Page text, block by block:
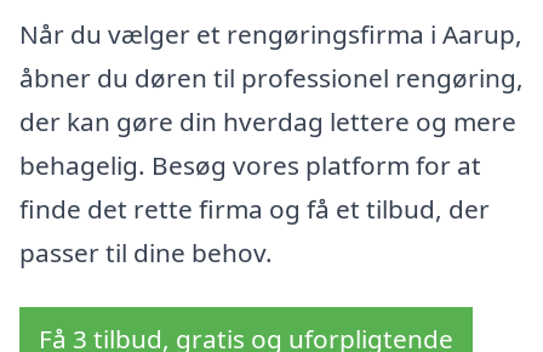
Når du vælger et rengøringsfirma i Aarup,
åbner du døren til professionel rengøring,
der kan gøre din hverdag lettere og mere
behagelig. Besøg vores platform for at
finde det rette firma og få et tilbud, der
passer til dine behov.
Få 3 tilbud, gratis og uforpligtende